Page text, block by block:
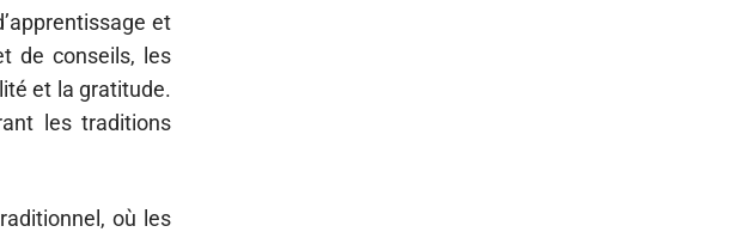
et
de conseils, les
et la gratitude.
les traditions
où les